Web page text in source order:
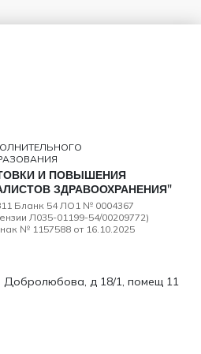
И ПОВЫШЕНИЯ
ЗДРАВООХРАНЕНИЯ"
Бланк 54 ЛО1 № 0004367
Л035-01199-54/00209772)
№ 1157588 от 16.10.2025
Добролюбова, д 18/1, помещ 11